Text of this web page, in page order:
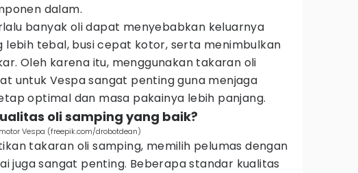
dalam.
banyak oli dapat menyebabkan keluarnya
lebih tebal, busi cepat kotor, serta menimbulkan
Oleh karena itu, menggunakan takaran oli
untuk Vespa sangat penting guna menjaga
optimal dan masa pakainya lebih panjang.
oli samping yang baik?
Vespa (freepik.com/drobotdean)
takaran oli samping, memilih pelumas dengan
juga sangat penting. Beberapa standar kualitas